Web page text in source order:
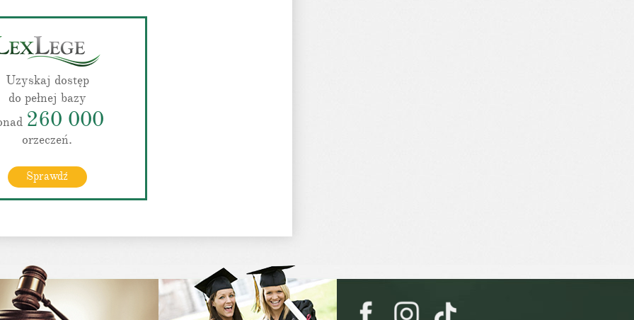
Uzyskaj dostęp
do pełnej bazy
260 000
orzeczeń.
Sprawdź